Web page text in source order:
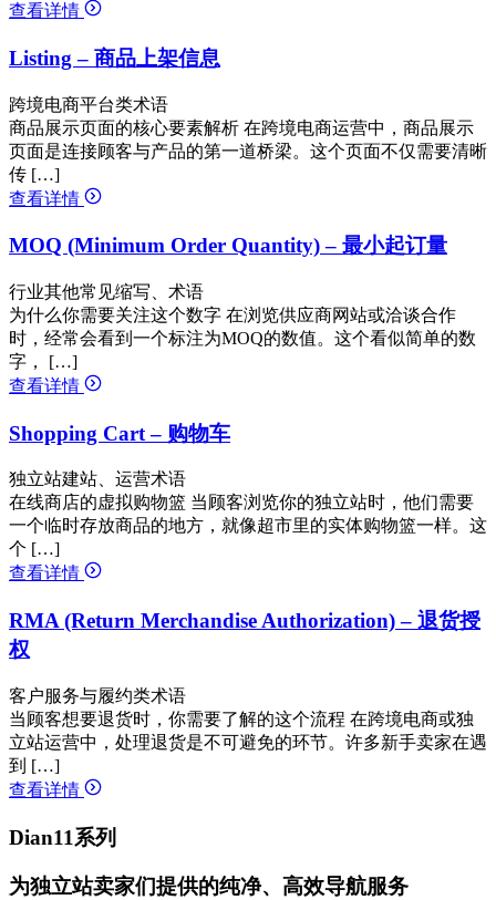
查看详情
Listing – 商品上架信息
跨境电商平台类术语
商品展示页面的核心要素解析 在跨境电商运营中，商品展示
页面是连接顾客与产品的第一道桥梁。这个页面不仅需要清晰
传 […]
查看详情
MOQ (Minimum Order Quantity) – 最小起订量
行业其他常见缩写、术语
为什么你需要关注这个数字 在浏览供应商网站或洽谈合作
时，经常会看到一个标注为MOQ的数值。这个看似简单的数
字， […]
查看详情
Shopping Cart – 购物车
独立站建站、运营术语
在线商店的虚拟购物篮 当顾客浏览你的独立站时，他们需要
一个临时存放商品的地方，就像超市里的实体购物篮一样。这
个 […]
查看详情
RMA (Return Merchandise Authorization) – 退货授
权
客户服务与履约类术语
当顾客想要退货时，你需要了解的这个流程 在跨境电商或独
立站运营中，处理退货是不可避免的环节。许多新手卖家在遇
到 […]
查看详情
Dian11系列
为独立站卖家们提供的纯净、高效导航服务